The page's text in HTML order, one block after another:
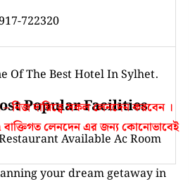
722320
Of The Best Hotel In Sylhet.
Popular Facilities
Available Ac Room
– নিজ দায়িত্বে সকল লেনদেন করবেন ।
বাক্তিগত লেনদেন এর জন্য কোনোভাবেই
your dream getaway in